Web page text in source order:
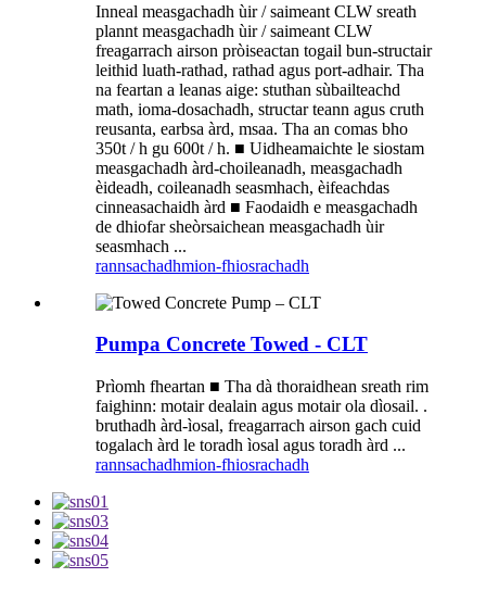
Inneal measgachadh ùir / saimeant CLW sreath
plannt measgachadh ùir / saimeant CLW
freagarrach airson pròiseactan togail bun-structair
leithid luath-rathad, rathad agus port-adhair. Tha
na feartan a leanas aige: stuthan sùbailteachd
math, ioma-dosachadh, structar teann agus cruth
reusanta, earbsa àrd, msaa. Tha an comas bho
350t / h gu 600t / h. ■ Uidheamaichte le siostam
measgachadh àrd-choileanadh, measgachadh
èideadh, coileanadh seasmhach, èifeachdas
cinneasachaidh àrd ■ Faodaidh e measgachadh
de dhiofar sheòrsaichean measgachadh ùir
seasmhach ...
rannsachadhmion-fhiosrachadh
Pumpa Concrete Towed - CLT
Prìomh fheartan ■ Tha dà thoraidhean sreath rim
faighinn: motair dealain agus motair ola dìosail. .
bruthadh àrd-ìosal, freagarrach airson gach cuid
togalach àrd le toradh ìosal agus toradh àrd ...
rannsachadhmion-fhiosrachadh